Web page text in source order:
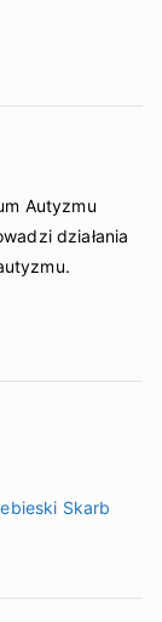
Autyzmu
działania
Skarb